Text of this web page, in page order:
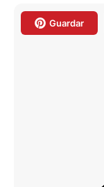
Guardar